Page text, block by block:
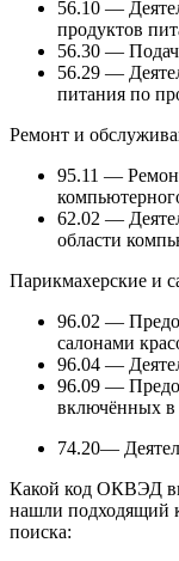
56.10 —
продуктов
56.30 —
56.29 —
питания по
Ремонт и
95.11 —
62.02 —
области
Парикмахерские и
96.02 —
салонами
96.04 —
96.09 —
включённых в
74.20—
Какой код ОКВЭД
нашли подходящий
поиска: